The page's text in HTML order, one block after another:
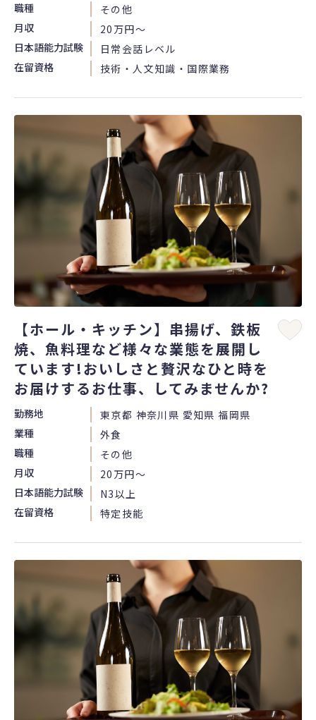
職種
その他
月収
20万円〜
日本語能力試験
日常会話レベル
在留資格
技術・人文知識・国際業務
【ホール・キッチン】串揚げ、鉄板
焼、魚料理など様々な業態を展開し
ています!おいしさと贅沢なひと時を
お届けするお仕事、してみませんか?
勤務地
東京都 神奈川県 愛知県 福岡県
業種
外食
職種
その他
月収
20万円〜
日本語能力試験
N3以上
在留資格
特定技能